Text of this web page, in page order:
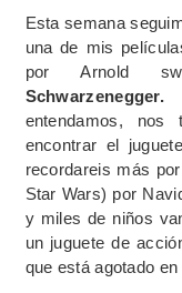
Esta semana
una de mis
por Arnold
Schwarzenegger.
entendamos,
encontrar el
recordareis más
Star Wars) por
y miles de niños
un juguete de
que está agotado